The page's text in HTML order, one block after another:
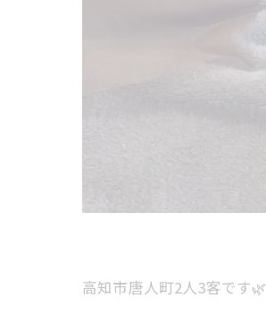
高知市唐人町2人3客です🌿